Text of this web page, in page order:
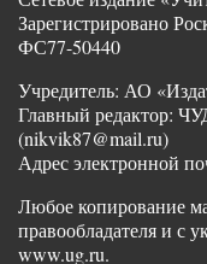
Зарегистрировано
ФС77-50440
Учредитель: АО
Главный редактор:
(nikvik87@mail.ru)
Адрес электронной
Любое копирование
правообладателя и с
www.ug.ru.